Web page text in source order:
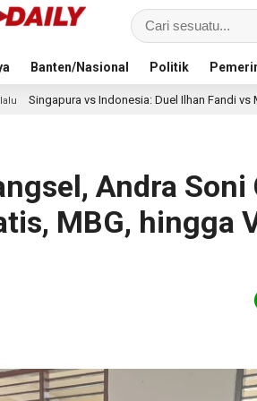
Banten/Nasional Politik
Duel Ilhan Fandi vs Mitchell Baker Jadi Sorotan
Andra Soni
MBG, hingga